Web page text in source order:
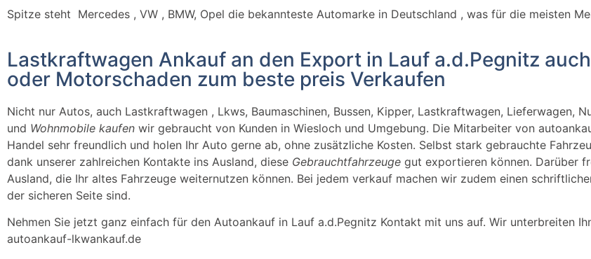
Spitze steht Mercedes , VW , BMW, Opel die bekannteste Automarke in Deutschland , was für die meisten
Lastkraftwagen Ankauf an den Export in Lauf a.d.Pegnitz
oder Motorschaden zum beste preis Verkaufen
Nicht nur Autos, auch Lastkraftwagen , Lkws, Baumaschinen, Bussen, Kipper, Lastkraftwagen, Lieferwagen,
und Wohnmobile kaufen wir gebraucht von Kunden in Wiesloch und Umgebung. Die Mitarbeiter von
Handel sehr freundlich und holen Ihr Auto gerne ab, ohne zusätzliche Kosten. Selbst stark gebrauchte
dank unserer zahlreichen Kontakte ins Ausland, diese Gebrauchtfahrzeuge gut exportieren können. Darüber
Ausland, die Ihr altes Fahrzeuge weiternutzen können. Bei jedem verkauf machen wir zudem einen
der sicheren Seite sind.
Nehmen Sie jetzt ganz einfach für den Autoankauf in Lauf a.d.Pegnitz Kontakt mit uns auf. Wir unterbreiten
autoankauf-lkwankauf.de